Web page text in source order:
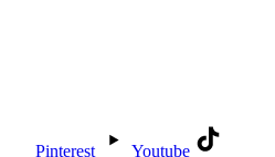
Pinterest Youtube